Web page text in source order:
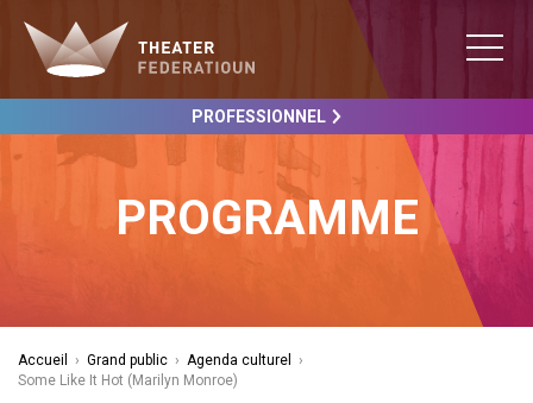
PROFESSIONNEL
PROGRAMME
Accueil › Grand public › Agenda culturel
›
Some Like It Hot (Marilyn Monroe)